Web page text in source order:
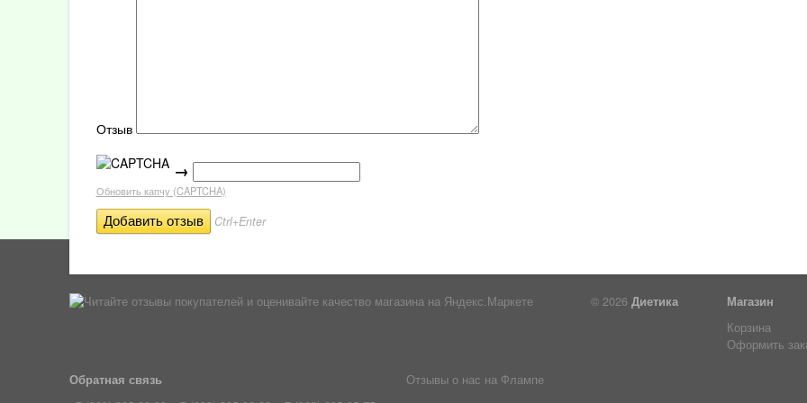
Отзыв
→
Обновить капчу (CAPTCHA)
Ctrl+Enter
© 2026 Диетика
Магазин
Корзина
Оформить
Обратная связь
Отзывы о нас на Флампе